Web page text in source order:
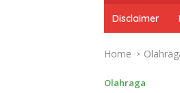
Disclaimer
Home
Olahraga